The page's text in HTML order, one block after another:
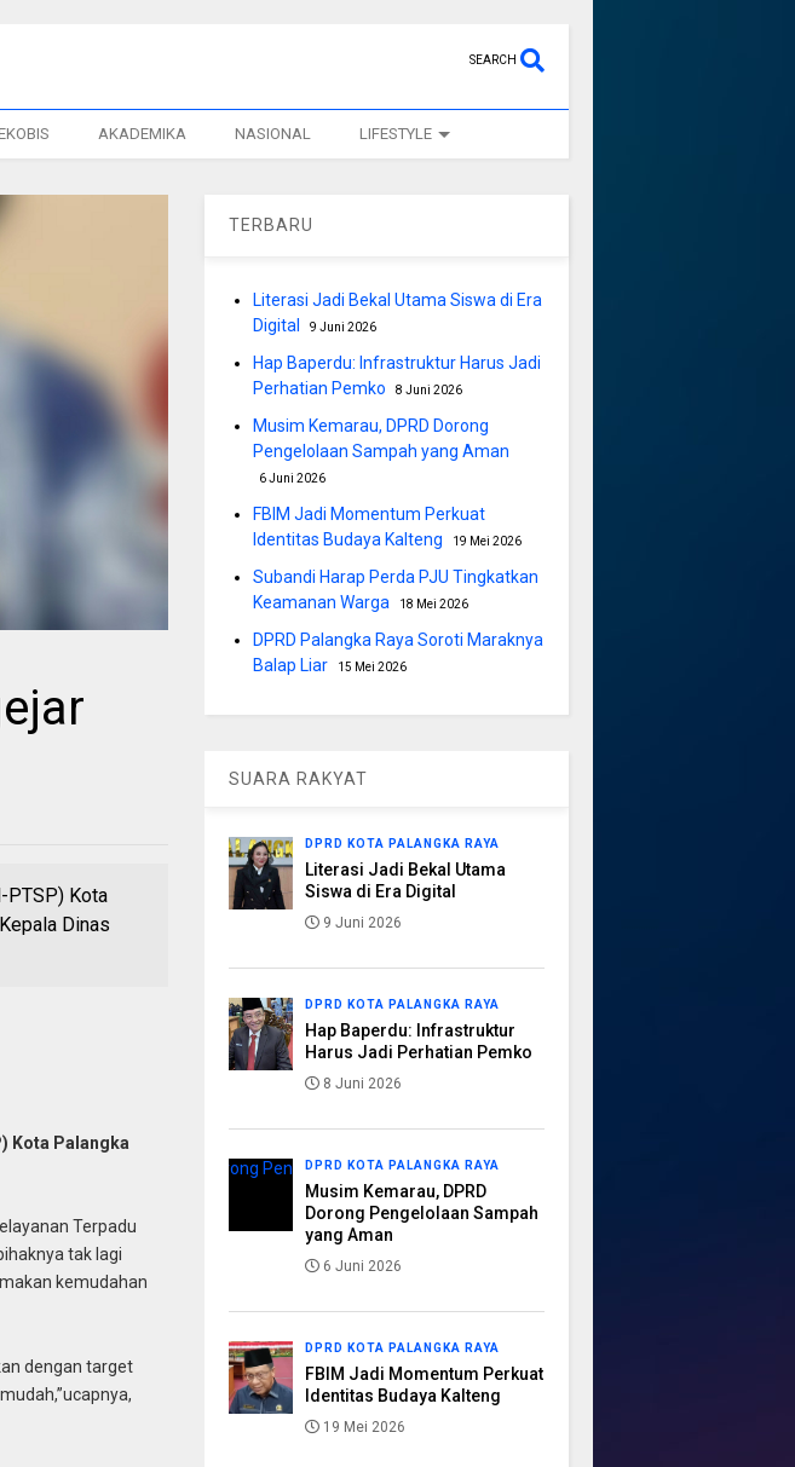
SEARCH
AKADEMIKA NASIONAL LIFESTYLE
PTSP) Kota
Dinas
Kota Palangka
Terpadu
tak lagi
kemudahan
dengan target
TERBARU
Literasi Jadi Bekal Utama Siswa di Era
Digital
9 Juni 2026
Hap Baperdu: Infrastruktur Harus Jadi
Perhatian Pemko
8 Juni 2026
Musim Kemarau, DPRD Dorong
Pengelolaan Sampah yang Aman
6 Juni 2026
FBIM Jadi Momentum Perkuat
Identitas Budaya Kalteng
19 Mei 2026
Subandi Harap Perda PJU Tingkatkan
Keamanan Warga
18 Mei 2026
DPRD Palangka Raya Soroti Maraknya
Balap Liar
15 Mei 2026
SUARA RAKYAT
DPRD KOTA PALANGKA RAYA
Literasi Jadi Bekal Utama
Siswa di Era Digital
9 Juni 2026
DPRD KOTA PALANGKA RAYA
Hap Baperdu: Infrastruktur
Harus Jadi Perhatian Pemko
8 Juni 2026
DPRD KOTA PALANGKA RAYA
Musim Kemarau, DPRD
Dorong Pengelolaan Sampah
yang Aman
6 Juni 2026
DPRD KOTA PALANGKA RAYA
FBIM Jadi Momentum Perkuat
Identitas Budaya Kalteng
19 Mei 2026